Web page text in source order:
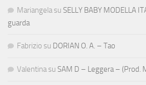
Mariangela su SELLY BABY MODELLA
guarda
Fabrizio su DORIAN O. A. – Tao
Valentina su SAM D – Leggera – (Prod.